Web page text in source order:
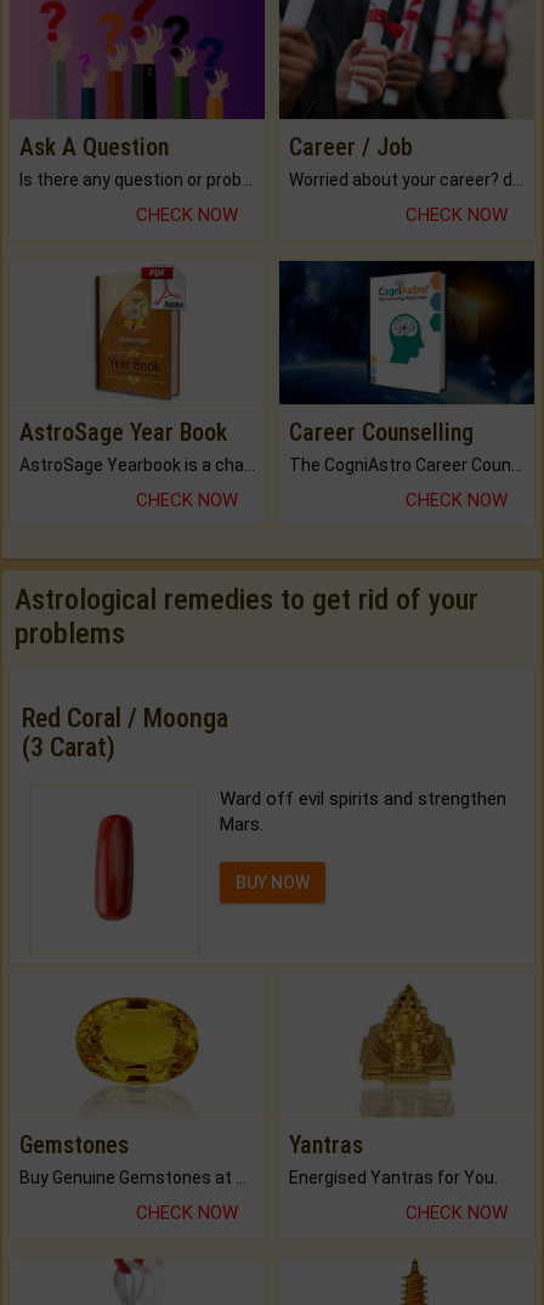
Ask A Question
Is there any question or problem lingering.
CHECK NOW
Career / Job
Worried about your career? don't know what is.
CHECK NOW
AstroSage Year Book
AstroSage Yearbook is a channel to fulfill your dreams and destiny.
CHECK NOW
Career Counselling
The CogniAstro Career Counselling Report is the most comprehensive report available on this topic.
CHECK NOW
Astrological remedies to get rid of your
problems
Red Coral / Moonga
(3 Carat)
Ward off evil spirits and strengthen
Mars.
BUY NOW
Gemstones
CHECK NOW
Yantras
Energised Yantras for You.
CHECK NOW